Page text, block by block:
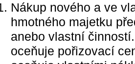
Nákup nového a ve
hmotného majetku
anebo vlastní
oceňuje pořizovací